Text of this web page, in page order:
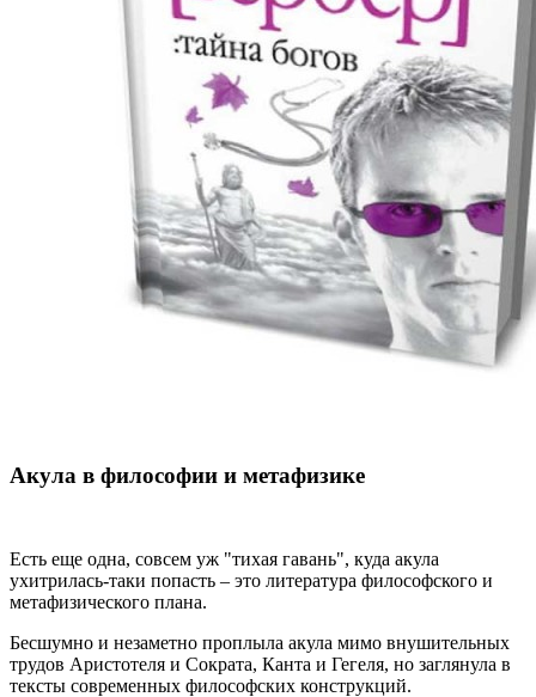
Акула в философии и метафизике
Есть еще одна, совсем уж "тихая гавань", куда акула
ухитрилась-таки попасть – это литература философского и
метафизического плана.
Бесшумно и незаметно проплыла акула мимо внушительных
трудов Аристотеля и Сократа, Канта и Гегеля, но заглянула в
тексты современных философских конструкций.